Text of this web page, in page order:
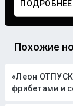
ПОДРОБНЕЕ
Похожие
«Леон
фрибетами и